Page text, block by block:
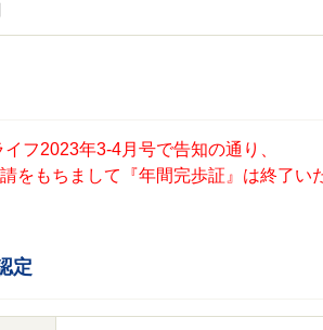
フ2023年3-4月号で告知の通り、
をもちまして『年間完歩証』は終了い
定